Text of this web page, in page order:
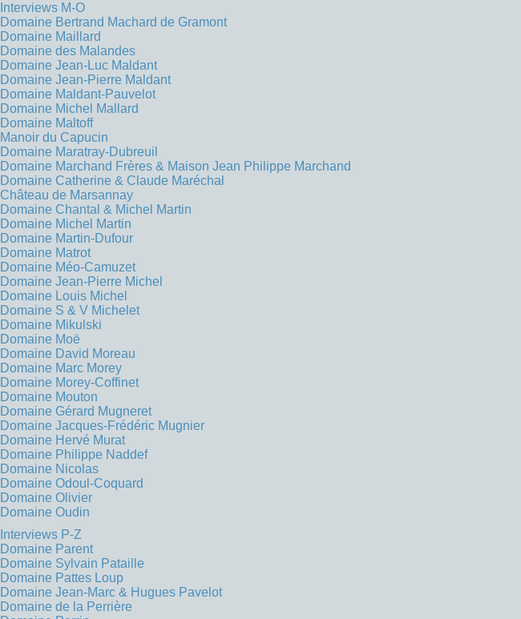
Interviews M-O
Domaine Bertrand Machard de Gramont
Domaine Maillard
Domaine des Malandes
Domaine Jean-Luc Maldant
Domaine Jean-Pierre Maldant
Domaine Maldant-Pauvelot
Domaine Michel Mallard
Domaine Maltoff
Manoir du Capucin
Domaine Maratray-Dubreuil
Domaine Marchand Frères & Maison Jean Philippe Marchand
Domaine Catherine & Claude Maréchal
Château de Marsannay
Domaine Chantal & Michel Martin
Domaine Michel Martin
Domaine Martin-Dufour
Domaine Matrot
Domaine Méo-Camuzet
Domaine Jean-Pierre Michel
Domaine Louis Michel
Domaine S & V Michelet
Domaine Mikulski
Domaine Moë
Domaine David Moreau
Domaine Marc Morey
Domaine Morey-Coffinet
Domaine Mouton
Domaine Gérard Mugneret
Domaine Jacques-Frédéric Mugnier
Domaine Hervé Murat
Domaine Philippe Naddef
Domaine Nicolas
Domaine Odoul-Coquard
Domaine Olivier
Domaine Oudin
Interviews P-Z
Domaine Parent
Domaine Sylvain Pataille
Domaine Pattes Loup
Domaine Jean-Marc & Hugues Pavelot
Domaine de la Perrière